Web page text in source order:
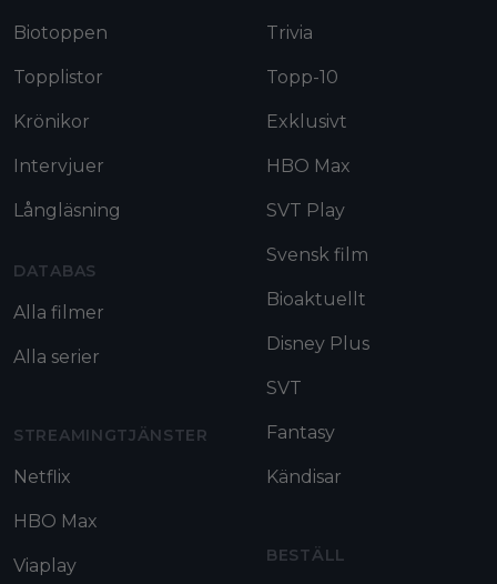
Biotoppen
Topplistor
Krönikor
Intervjuer
Långläsning
DATABAS
Alla filmer
Alla serier
STREAMINGTJÄNSTER
Netflix
HBO Max
Viaplay
Trivia
Topp-10
Exklusivt
HBO Max
SVT Play
Svensk film
Bioaktuellt
Disney Plus
SVT
Fantasy
Kändisar
BESTÄLL